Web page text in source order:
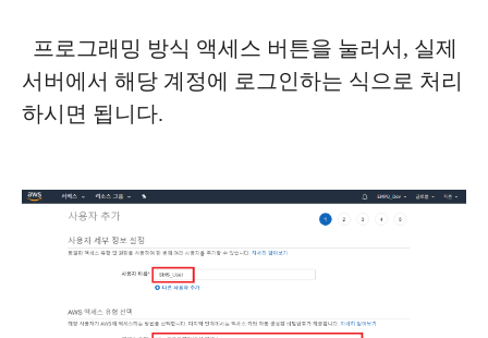
프로그래밍 방식 액세스 버튼을 눌러서, 실제
서버에서 해당 계정에 로그인하는 식으로 처리
하시면 됩니다.